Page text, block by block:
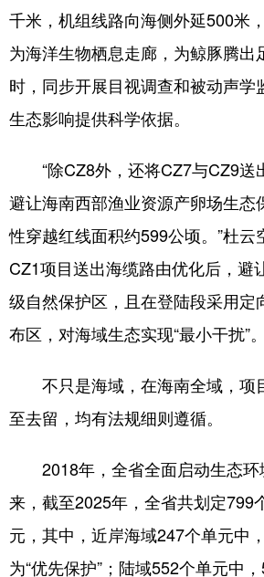
千米，机组线路向海侧外延500米
为海洋生物栖息走廊，为鲸豚腾出
时，同步开展目视调查和被动声学
生态影响提供科学依据。
“除CZ8外，还将CZ7与CZ9送
避让海南西部渔业资源产卵场生态
性穿越红线面积约599公顷。”杜云
CZ1项目送出海缆路由优化后，避
级自然保护区，且在登陆段采用定
布区，对海域生态实现“最小干扰”。
不只是海域，在海南全域，项
至去留，均有法规细则遵循。
2018年，全省全面启动生态环
来，截至2025年，全省共划定799
元，其中，近岸海域247个单元中
为“优先保护”；陆域552个单元中